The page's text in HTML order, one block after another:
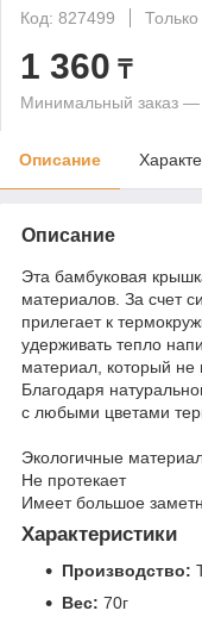
Код: 827499
Только
1 360 ₸
Минимальный заказ —
Описание
Описание
Эта бамбуковая
материалов. За счет
прилегает к
удерживать тепло
материал, который не
Благодаря
с любыми цветами
Экологичные
Не протекает
Имеет большое
Характеристики
Производство:
Вес: 70г